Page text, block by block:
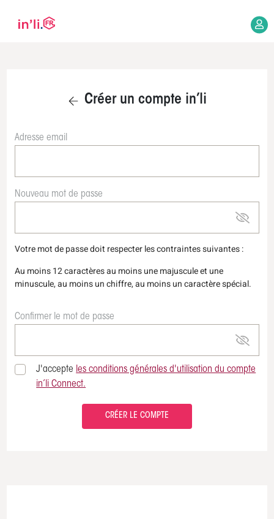
Créer un compte in’li
Adresse email
Nouveau mot de passe
Votre mot de passe doit respecter les contraintes suivantes :
Au moins 12 caractères au moins une majuscule et une
minuscule, au moins un chiffre, au moins un caractère spécial.
Confirmer le mot de passe
J'accepte les conditions générales d'utilisation du compte
in’li Connect.
CRÉER LE COMPTE